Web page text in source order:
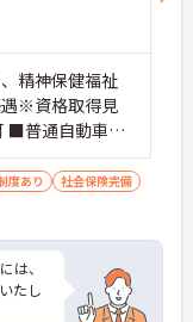
精神保健福祉
※資格取得見
■普通自動車運
度あり
社会保険完備
は、
たし